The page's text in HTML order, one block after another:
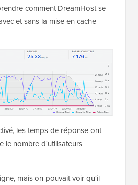
comment DreamHost se
et sans la mise en cache
les temps de réponse ont
le nombre d'utilisateurs
mais on pouvait voir qu'il